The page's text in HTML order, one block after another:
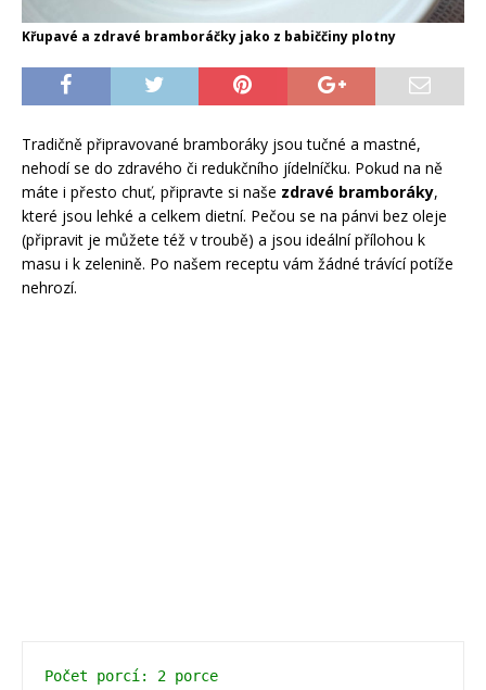
Křupavé a zdravé bramboráčky jako z babiččiny plotny
Tradičně připravované bramboráky jsou tučné a mastné,
nehodí se do zdravého či redukčního jídelníčku. Pokud na ně
máte i přesto chuť, připravte si naše zdravé bramboráky,
které jsou lehké a celkem dietní. Pečou se na pánvi bez oleje
(připravit je můžete též v troubě) a jsou ideální přílohou k
masu i k zelenině. Po našem receptu vám žádné trávící potíže
nehrozí.
Počet porcí: 2 porce